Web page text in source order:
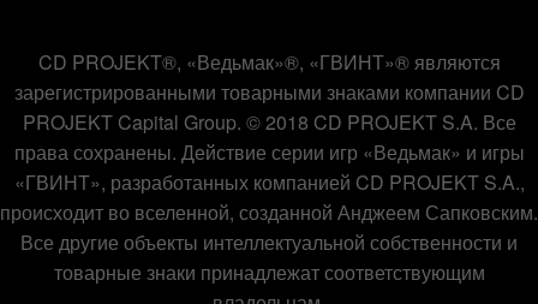
CD PROJEKT®, «Ведьмак»®, «ГВИНТ»® являются
зарегистрированными товарными знаками компании CD
PROJEKT Capital Group. © 2018 CD PROJEKT S.A. Все
права сохранены. Действие серии игр «Ведьмак» и игры
«ГВИНТ», разработанных компанией CD PROJEKT S.A.,
происходит во вселенной, созданной Анджеем Сапковским.
Все другие объекты интеллектуальной собственности и
товарные знаки принадлежат соответствующим